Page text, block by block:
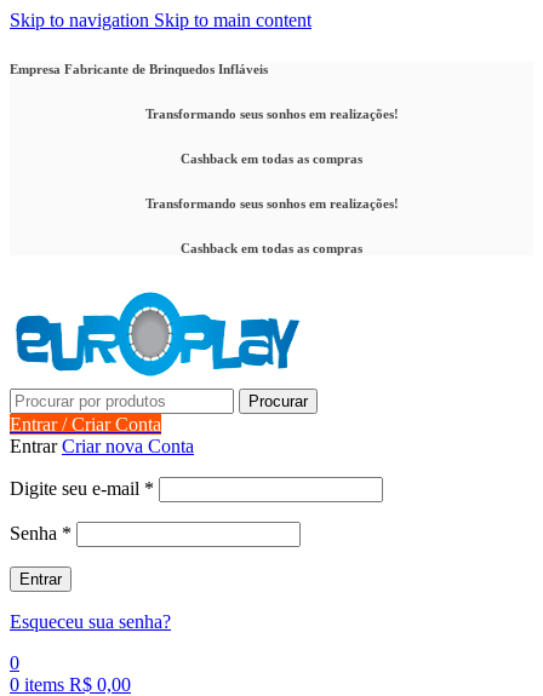
Skip to navigation Skip to main content
Empresa Fabricante de Brinquedos Infláveis
Transformando seus sonhos em realizações!
Cashback em todas as compras
Transformando seus sonhos em realizações!
Cashback em todas as compras
Procurar
Entrar / Criar Conta
EntrarCriar nova Conta
Digite seu e-mail *
Senha *
Entrar
Esqueceu sua senha?
0
0 items R$ 0,00